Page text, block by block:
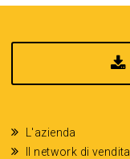
L'azienda
Il network di vendita